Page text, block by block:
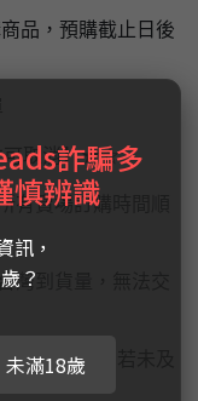
品，預購截止日後
可取消】★☆
有賣場訂購時間順
灣到貨量，無法交
同步販售，若未及
詐騙多
慎辨識
訊，
？
未滿18歲